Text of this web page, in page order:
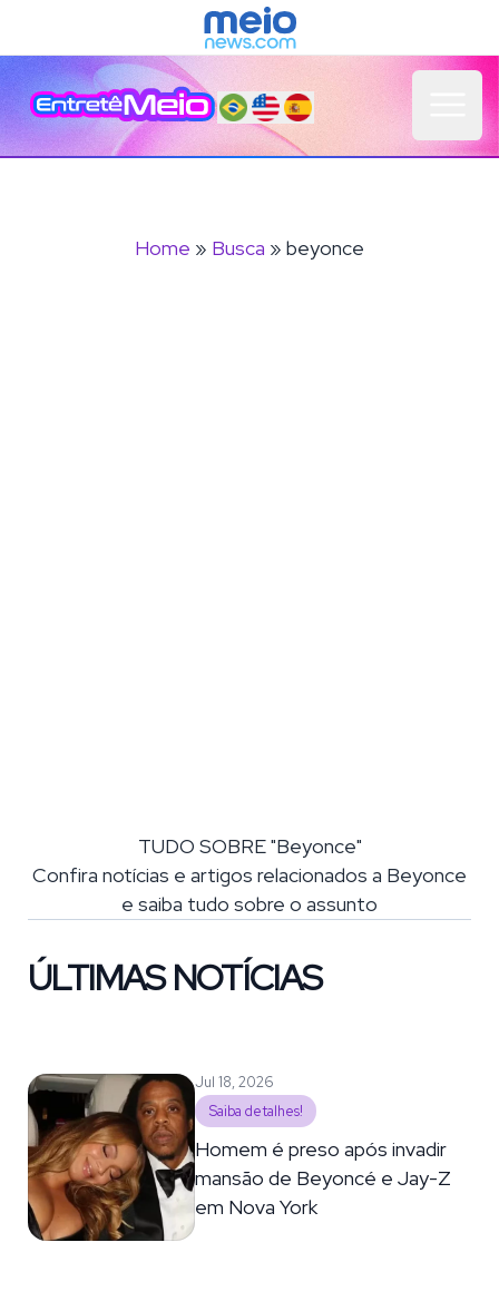
Home » Busca » beyonce
TUDO SOBRE "Beyonce"
Confira notícias e artigos relacionados a Beyonce
e saiba tudo sobre o assunto
ÚLTIMAS NOTÍCIAS
Jul 18, 2026
Saiba detalhes!
Homem é preso após invadir
mansão de Beyoncé e Jay-Z
em Nova York